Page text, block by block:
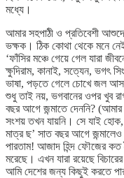
মধ্যে।
আমার সহপাঠী ও প্রতিবেশী
ভক্ষক। ঠিক কোথা থেকে মনে
‘ফাঁসির মঞ্চে গেয়ে গেল যারা
ক্ষুদিরাম, কানাই, সত্যেন, ভগৎ
ভাষা, পড়তে গেলে চোখে জল
শুধু তাই নয়, ভগবানের ওপর খুব
বছর আগে জন্মাতে দেননি? (আমার
সংশয় তখন যায়নি। সে যাই
মাত্র ছ’ সাত বছর আগে জন্মালেও
পারতাম! আজাদ হিন্দ ফৌজের
মরেছে। এখন যারা রয়েছে
আমি দেশের জন্য কিছুই করতে